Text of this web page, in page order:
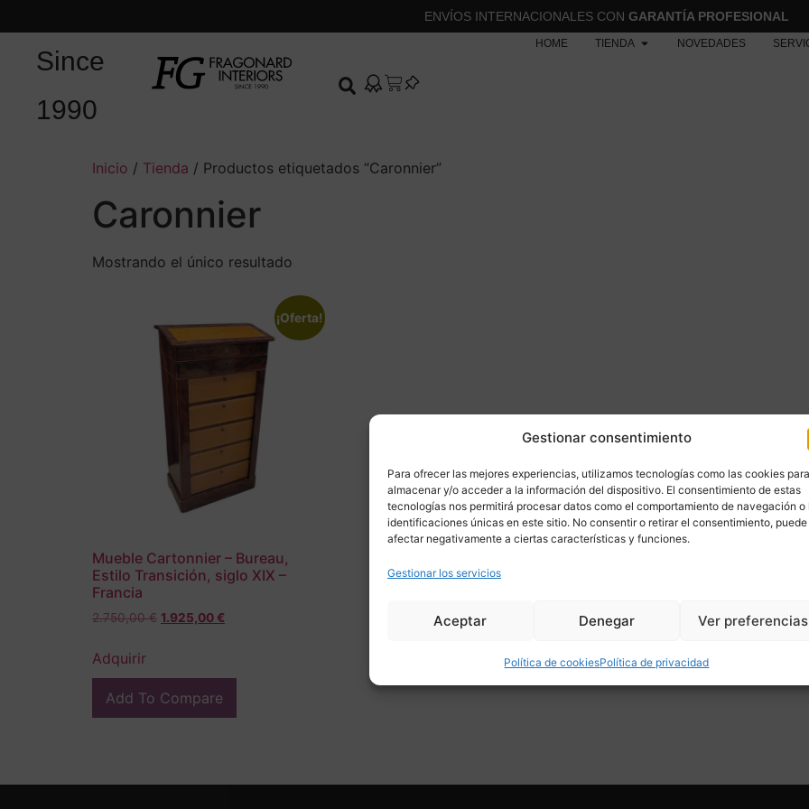
Gestionar consentimiento
Para ofrecer las mejores experiencias, utilizamos tecnologías como las cookies para
almacenar y/o acceder a la información del dispositivo. El consentimiento de estas
tecnologías nos permitirá procesar datos como el comportamiento de navegación o
identificaciones únicas en este sitio. No consentir o retirar el consentimiento, puede
afectar negativamente a ciertas características y funciones.
Gestionar los servicios
Aceptar Denegar Ver preferencias
Política de cookiesPolítica de privacidad
ENVÍOS INTERNACIONALES CON GARANTÍA PROFESIONAL
Since
1990
HOME TIENDA NOVEDADES
Inicio / Tienda / Productos etiquetados “Caronnier”
Caronnier
Mostrando el único resultado
¡Oferta!
Mueble Cartonnier – Bureau,
Estilo Transición, siglo XIX –
Francia
2.750,00€ 1.925,00 €
Adquirir
Add To Compare